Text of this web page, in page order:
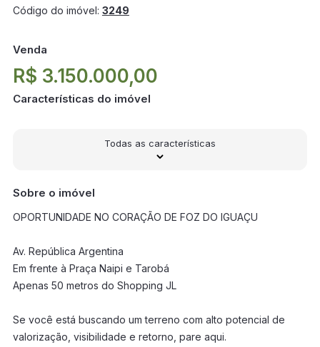
Código do imóvel: 3249
Venda
R$ 3.150.000,00
Características do imóvel
Todas as características
Sobre o imóvel
OPORTUNIDADE NO CORAÇÃO DE FOZ DO IGUAÇU
Av. República Argentina
Em frente à Praça Naipi e Tarobá
Apenas 50 metros do Shopping JL
Se você está buscando um terreno com alto potencial de
valorização, visibilidade e retorno, pare aqui.